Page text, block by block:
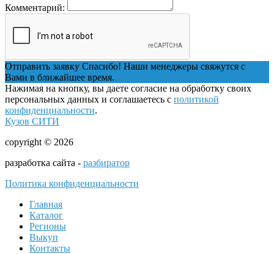
Комментарий:
Отправить заявку Спасибо! Наши менеджеры свяжутся с
Вами в ближайшее время.
Нажимая на кнопку, вы даете согласие на обработку своих
персональных данных и соглашаетесь с политикой
конфиденциальности.
Кузов СИТИ
copyright © 2026
разработка сайта - разбиратор
Политика конфиденциальности
Главная
Каталог
Регионы
Выкуп
Контакты